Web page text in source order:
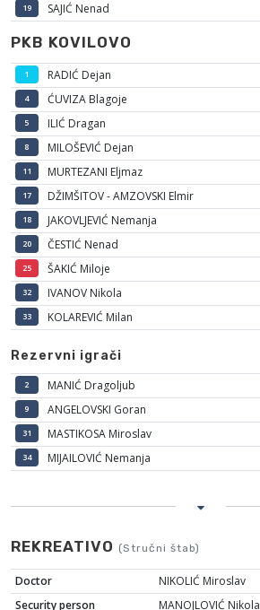
19 SAJIĆ Nenad
PKB KOVILOVO
1 RADIĆ Dejan
4 ĆUVIZA Blagoje
5 ILIĆ Dragan
8 MILOŠEVIĆ Dejan
11 MURTEZANI Eljmaz
17 DŽIMŠITOV - AMZOVSKI Elmir
18 JAKOVLJEVIĆ Nemanja
20 ČESTIĆ Nenad
25 ŠAKIĆ Miloje
32 IVANOV Nikola
33 KOLAREVIĆ Milan
Rezervni igrači
2 MANIĆ Dragoljub
9 ANGELOVSKI Goran
31 MASTIKOSA Miroslav
34 MIJAILOVIĆ Nemanja
REKREATIVO (Stručni štab)
Doctor
NIKOLIĆ Miroslav
Security person
MANOJLOVIĆ Nikola